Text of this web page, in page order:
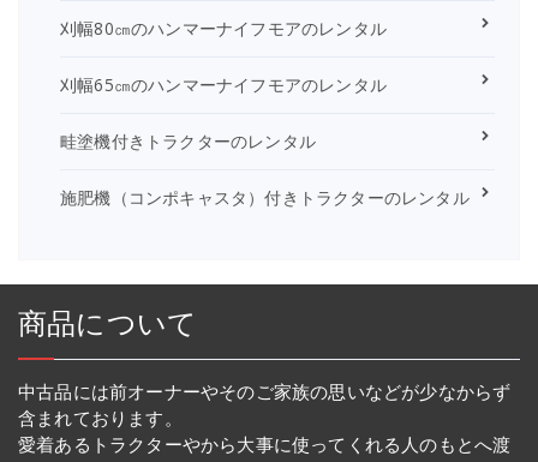
刈幅80㎝のハンマーナイフモアのレンタル
刈幅65㎝のハンマーナイフモアのレンタル
畦塗機付きトラクターのレンタル
施肥機（コンポキャスタ）付きトラクターのレンタル
商品について
中古品には前オーナーやそのご家族の思いなどが少なからず
含まれております。
愛着あるトラクターやから大事に使ってくれる人のもとへ渡